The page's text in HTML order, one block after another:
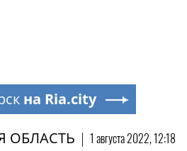
ОБЛАСТЬ | 1 августа 2022, 12:18
на Ria.city